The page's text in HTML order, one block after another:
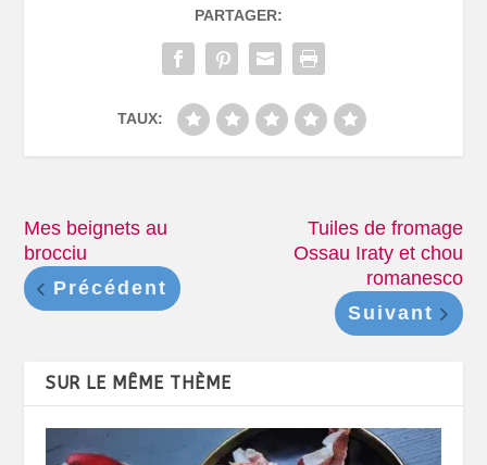
PARTAGER:
TAUX:
Mes beignets au
brocciu
Précédent
Tuiles de fromage
Ossau Iraty et chou
romanesco
Suivant
SUR LE MÊME THÈME